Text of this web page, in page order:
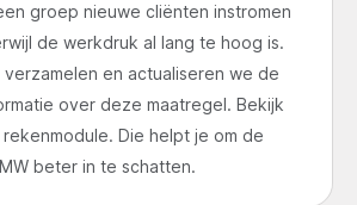
groep nieuwe cliënten instromen
de werkdruk al lang te hoog is.
en actualiseren we de
over deze maatregel. Bekijk
Die helpt je om de
beter in te schatten.